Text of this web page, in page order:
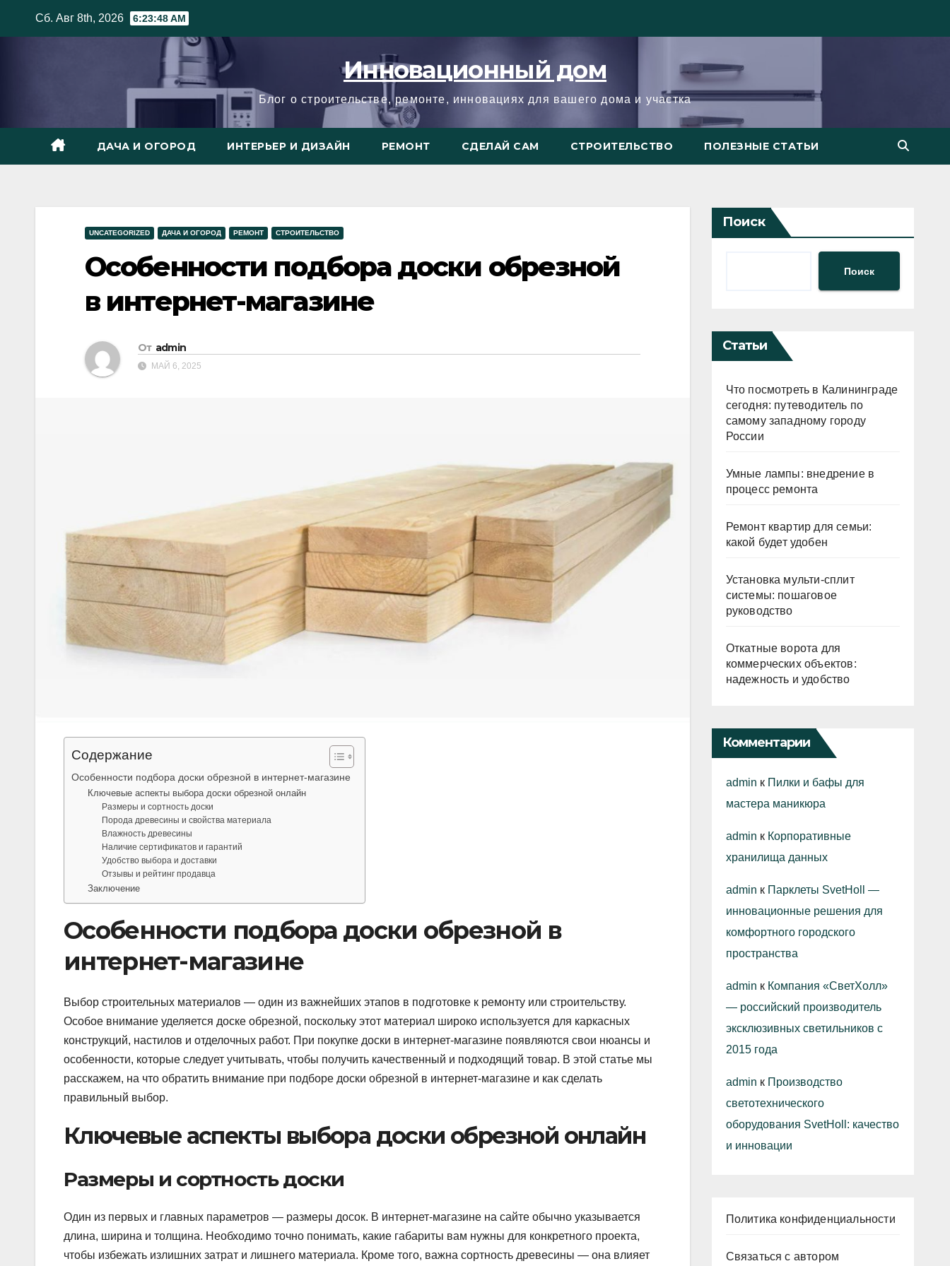
Сб. Авг 8th, 2026 6:23:50 AM
Инновационный дом
Блог о строительстве, ремонте, инновациях для вашего дома и участка
ДАЧА И ОГОРОД ИНТЕРЬЕР И ДИЗАЙН РЕМОНТ СДЕЛАЙ САМ СТРОИТЕЛЬСТВО ПОЛЕЗНЫЕ СТАТЬИ
UNCATEGORIZED ДАЧА И ОГОРОД РЕМОНТ СТРОИТЕЛЬСТВО
Особенности подбора доски обрезной
в интернет-магазине
От admin
МАЙ 6, 2025
Содержание
Особенности подбора доски обрезной в интернет-магазине
Ключевые аспекты выбора доски обрезной онлайн
Размеры и сортность доски
Порода древесины и свойства материала
Влажность древесины
Наличие сертификатов и гарантий
Удобство выбора и доставки
Отзывы и рейтинг продавца
Заключение
Особенности подбора доски обрезной в
интернет-магазине
Выбор строительных материалов — один из важнейших этапов в подготовке к ремонту или строительству.
Особое внимание уделяется доске обрезной, поскольку этот материал широко используется для каркасных
конструкций, настилов и отделочных работ. При покупке доски в интернет-магазине появляются свои нюансы и
особенности, которые следует учитывать, чтобы получить качественный и подходящий товар. В этой статье мы
расскажем, на что обратить внимание при подборе доски обрезной в интернет-магазине и как сделать
правильный выбор.
Ключевые аспекты выбора доски обрезной онлайн
Размеры и сортность доски
Один из первых и главных параметров — размеры досок. В интернет-магазине на сайте обычно указывается
длина, ширина и толщина. Необходимо точно понимать, какие габариты вам нужны для конкретного проекта,
чтобы избежать излишних затрат и лишнего материала. Кроме того, важна сортность древесины — она влияет
Поиск
Поиск
Статьи
Что посмотреть в Калининграде
сегодня: путеводитель по
самому западному городу
России
Умные лампы: внедрение в
процесс ремонта
Ремонт квартир для семьи:
какой будет удобен
Установка мульти-сплит
системы: пошаговое
руководство
Откатные ворота для
коммерческих объектов:
надежность и удобство
Комментарии
admin к Пилки и бафы для
мастера маникюра
admin к Корпоративные
хранилища данных
admin к Парклеты SvetHoll —
инновационные решения для
комфортного городского
пространства
admin к Компания «СветХолл»
— российский производитель
эксклюзивных светильников с
2015 года
admin к Производство
светотехнического
оборудования SvetHoll: качество
и инновации
Политика конфиденциальности
Связаться с автором